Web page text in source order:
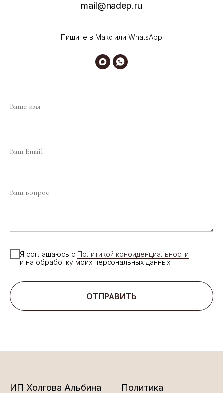
mail@nadep.ru
Пишите в Макс или WhatsApp
Я соглашаюсь с Политикой конфиденциальности
и на обработку моих персональных данных
ОТПРАВИТЬ
ИП Холгова Альбина Политика